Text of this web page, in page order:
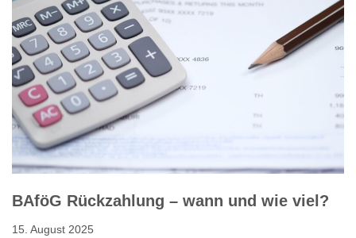
BAföG Rückzahlung – wann und wie viel?
15. August 2025